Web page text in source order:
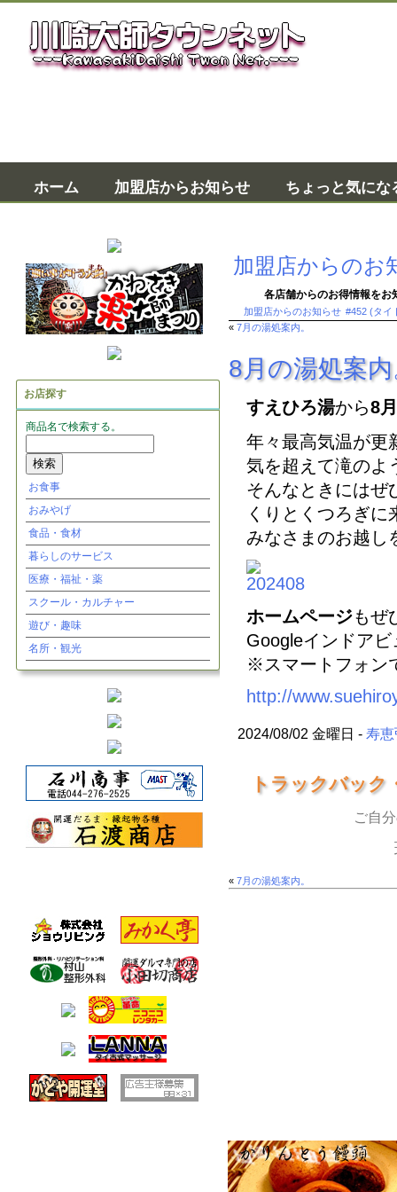
ホーム 加盟店からお知らせ ちょっと気にな
お店探す
商品名で検索する。
お食事
おみやげ
食品・食材
暮らしのサービス
医療・福祉・薬
スクール・カルチャー
遊び・趣味
名所・観光
加盟店からのお
各店舗からのお得情報をお
加盟店からのお知らせ #452 (タイ
« 7月の湯処案内。
8月の湯処案
すえひろ湯から8
年々最高気温が更
気を超えて滝のよ
そんなときにはぜ
くりとくつろぎに
みなさまのお越し
ホームページもぜ
Googleインドア
※スマートフォン
http://
2024/08/02 金曜日 - 寿
トラックバッ
ご自
« 7月の湯処案内。